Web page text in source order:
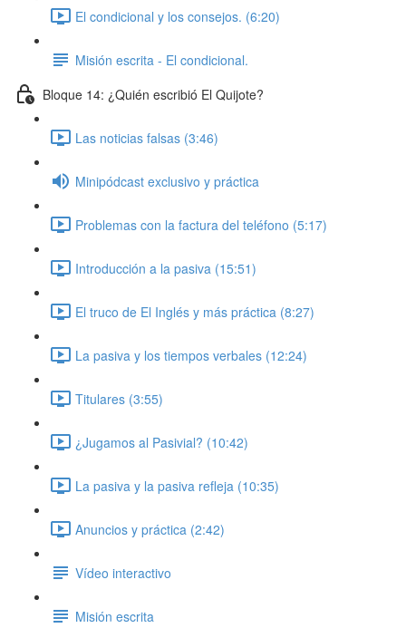
El condicional y los consejos. (6:20)
Misión escrita - El condicional.
Bloque 14: ¿Quién escribió El Quijote?
Las noticias falsas (3:46)
Minipódcast exclusivo y práctica
Problemas con la factura del teléfono (5:17)
Introducción a la pasiva (15:51)
El truco de El Inglés y más práctica (8:27)
La pasiva y los tiempos verbales (12:24)
Titulares (3:55)
¿Jugamos al Pasivial? (10:42)
La pasiva y la pasiva refleja (10:35)
Anuncios y práctica (2:42)
Vídeo interactivo
Misión escrita